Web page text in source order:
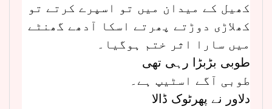
کھیل کے میدان میں تو اسپرے کرتے تو
کھلاڑی دوڑتے پھرتے اسکا آدھے گھنٹے
میں سارا اثر ختم ہوگیا۔
طوبی بڑبڑا رہی تھی
طوبی آگے اسٹیپ ہے۔
دلاور نے پھرٹوک ڈالا